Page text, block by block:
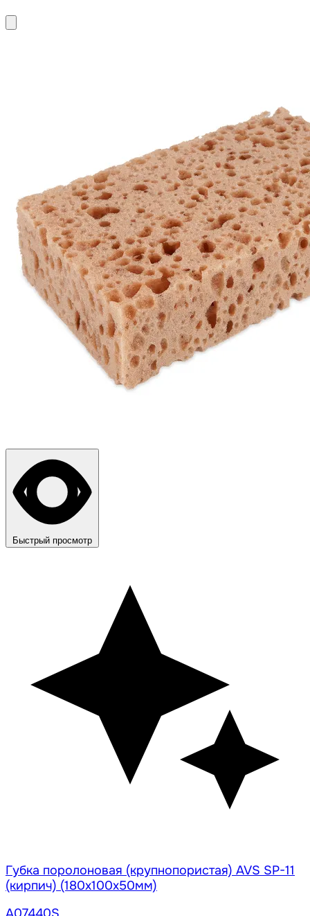
Быстрый просмотр
Губка поролоновая (крупнопористая) AVS SP-11
(кирпич) (180x100x50мм)